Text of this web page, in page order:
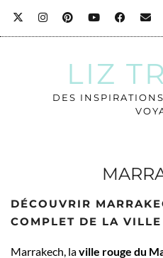
LIZ
DES
DÉCOUVRIR
COMPLET DE LA VILLE
Marrakech, laville rouge du